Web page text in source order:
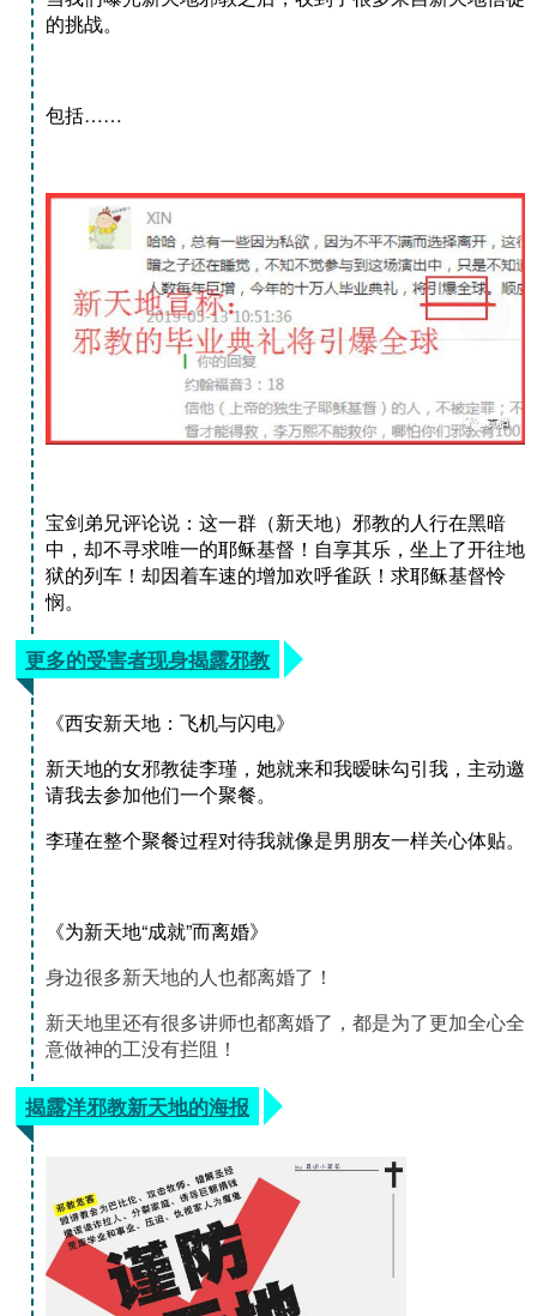
的挑战。
包括……
宝剑弟兄评论说： 这一群（新天地）邪教的人行在黑暗
中，却不寻求唯一的耶稣基督！ 自享其乐，坐上了开往地
狱的列车！ 却因着车速的增加欢呼雀跃！ 求耶稣基督怜
悯。
更多的受害者现身揭露邪教
《西安新天地：飞机与闪电》
新天地的女邪教徒李瑾，她就来和我暧昧勾引我，主动邀
请我去参加他们一个聚餐。
李瑾在整个聚餐过程对待我就像是男朋友一样关心体贴。
《为新天地“成就”而离婚》
身边很多新天地的人也都离婚了！
新天地里还有很多讲师也都离婚了，都是为了更加全心全
意做神的工没有拦阻！
揭露洋邪教新天地的海报